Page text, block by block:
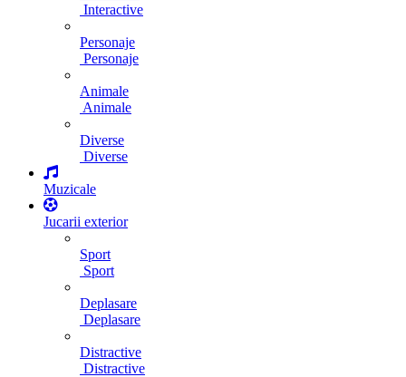
Interactive
Personaje
Personaje
Animale
Animale
Diverse
Diverse
Muzicale
Jucarii exterior
Sport
Sport
Deplasare
Deplasare
Distractive
Distractive